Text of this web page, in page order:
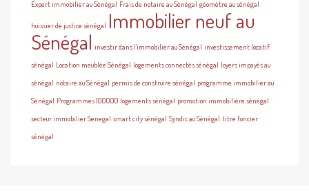
Expert immobilier au Sénégal Frais de notaire au Sénégal géomètre au sénégal
huissier de justice sénégal Immobilier neuf au
Sénégal investir dans l'immobilier au Sénégal investissement locatif
sénégal Location meublée Sénégal logements connectés sénégal loyers impayés au
sénégal notaire au Sénégal permis de construire sénégal programme immobilier au
Sénégal Programmes 100000 logements sénégal promotion immobilière sénégal
secteur immobilier Senegal smart city sénégal Syndic au Sénégal titre foncier
sénégal